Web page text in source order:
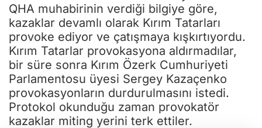
QHA muhabirinin verdiği bilgiye göre,
kazaklar devamlı olarak Kırım Tatarları
provoke ediyor ve çatışmaya kışkırtıyordu.
Kırım Tatarlar provokasyona aldırmadılar,
bir süre sonra Kırım Özerk Cumhuriyeti
Parlamentosu üyesi Sergey Kazaçenko
provokasyonların durdurulmasını istedi.
Protokol okunduğu zaman provokatör
kazaklar miting yerini terk ettiler.